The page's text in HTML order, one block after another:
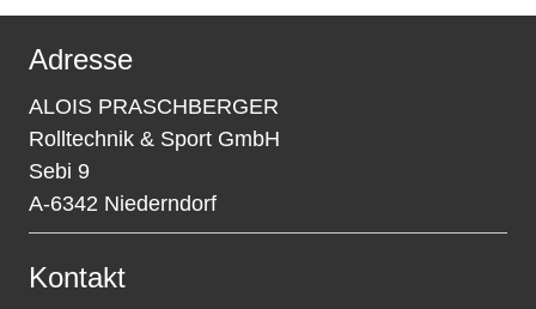
Adresse
ALOIS PRASCHBERGER
Rolltechnik & Sport GmbH
Sebi 9
A-6342 Niederndorf
Kontakt